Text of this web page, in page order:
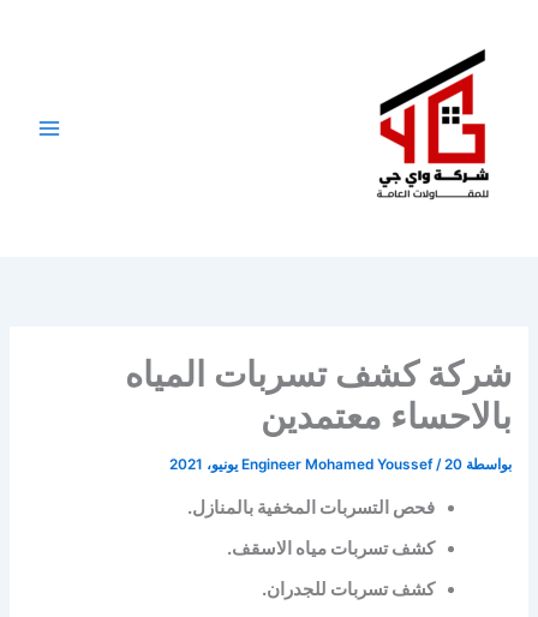
المحتوى
شركة كشف تسربات المياه
بالاحساء معتمدين
بواسطة Engineer Mohamed Youssef/20 يونيو، 2021
فحص التسربات المخفية بالمنازل.
كشف تسربات مياه الاسقف.
كشف تسربات للجدران.